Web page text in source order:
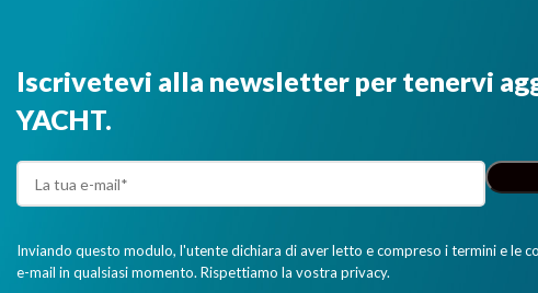
Iscrivetevi alla newsletter per tenervi
YACHT.
Inviando questo modulo, l'utente dichiara di aver letto e compreso i termini e le
e-mail in qualsiasi momento. Rispettiamo la vostra privacy.